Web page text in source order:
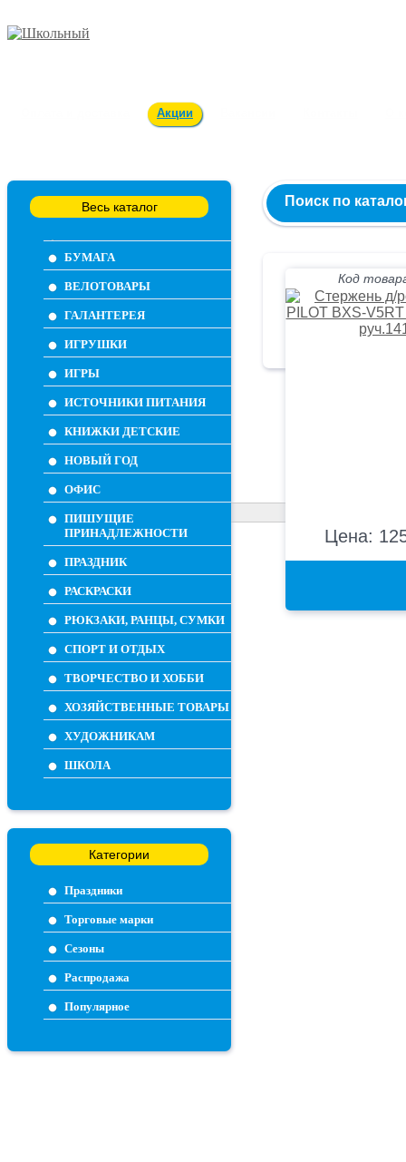
Акции
Весь каталог
БУМАГА
ВЕЛОТОВАРЫ
ГАЛАНТЕРЕЯ
ИГРУШКИ
ИГРЫ
ИСТОЧНИКИ ПИТАНИЯ
КНИЖКИ ДЕТСКИЕ
НОВЫЙ ГОД
ОФИС
ПИШУЩИЕ
ПРИНАДЛЕЖНОСТИ
ПРАЗДНИК
РАСКРАСКИ
РЮКЗАКИ, РАНЦЫ, СУМКИ
СПОРТ И ОТДЫХ
ТВОРЧЕСТВО И ХОББИ
ХОЗЯЙСТВЕННЫЕ ТОВАРЫ
ХУДОЖНИКАМ
ШКОЛА
Категории
Праздники
Торговые марки
Сезоны
Распродажа
Популярное
Поиск по
Код
Цена: